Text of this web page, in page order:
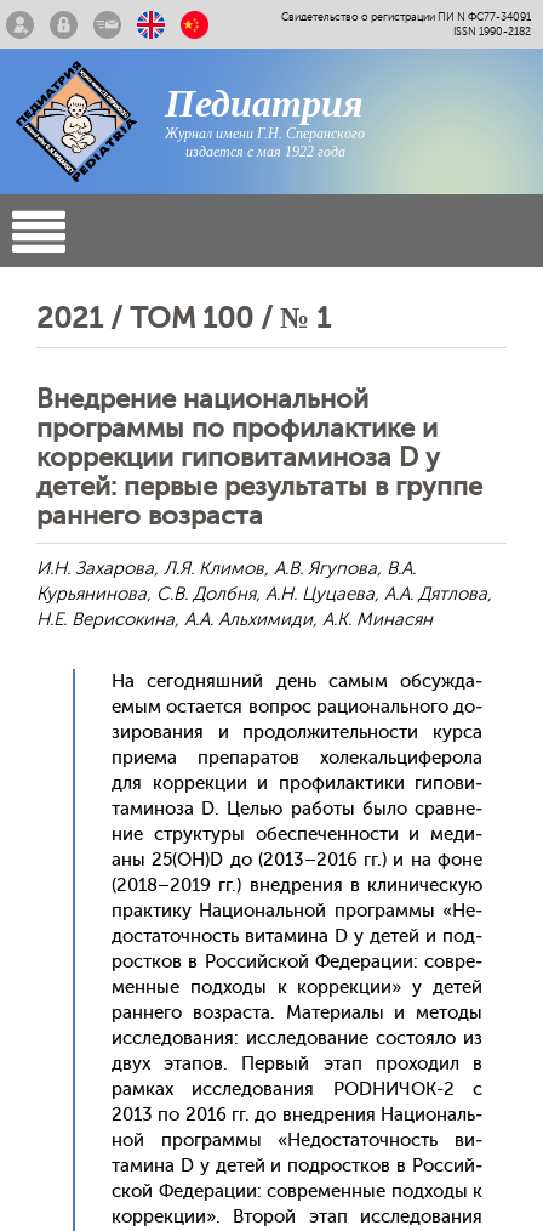
Свидетельство о регистрации ПИ N ФС77-34091
ISSN 1990-2182
Педиатрия
Журнал имени Г.Н. Сперанского
издается с мая 1922 года
2021 / ТОМ 100 / № 1
Внедрение национальной
программы по профилактике и
коррекции гиповитаминоза D у
детей: первые результаты в группе
раннего возраста
И.Н. Захарова, Л.Я. Климов, А.В. Ягупова, В.А.
Курьянинова, С.В. Долбня, А.Н. Цуцаева, А.А. Дятлова,
Н.Е. Верисокина, А.А. Альхимиди, А.К. Минасян
На се­год­няшний день са­мым об­сужда­
емым ос­та­ет­ся воп­рос ра­ци­ональ­но­го до­
зиро­вания и про­дол­жи­тель­нос­ти кур­са
при­ема пре­пара­тов хо­лекаль­ци­феро­ла
для кор­рекции и про­филак­ти­ки ги­пови­
тами­ноза D. Целью ра­боты бы­ло срав­не­
ние струк­ту­ры обес­пе­чен­ности и ме­ди­
аны 25(ОН)D до (2013–2016 гг.) и на фо­не
(2018–2019 гг.) внед­ре­ния в кли­ничес­кую
прак­ти­ку На­ци­ональ­ной прог­раммы «Не­
дос­та­точ­ность ви­тами­на D у де­тей и под­
рос­тков в Рос­сий­ской Фе­дера­ции: сов­ре­
мен­ные под­хо­ды к кор­рекции» у де­тей
ран­не­го воз­раста. Ма­тери­алы и ме­тоды
ис­сле­дова­ния: ис­сле­дова­ние сос­то­яло из
двух эта­пов. Пер­вый этап про­ходил в
рам­ках ис­сле­дова­ния РОDНИ­ЧОК-2 с
2013 по 2016 гг. до внед­ре­ния На­ци­ональ­
ной прог­раммы «Не­дос­та­точ­ность ви­
тами­на D у де­тей и под­рос­тков в Рос­сий­
ской Фе­дера­ции: сов­ре­мен­ные под­хо­ды к
кор­рекции». Вто­рой этап ис­сле­дова­ния